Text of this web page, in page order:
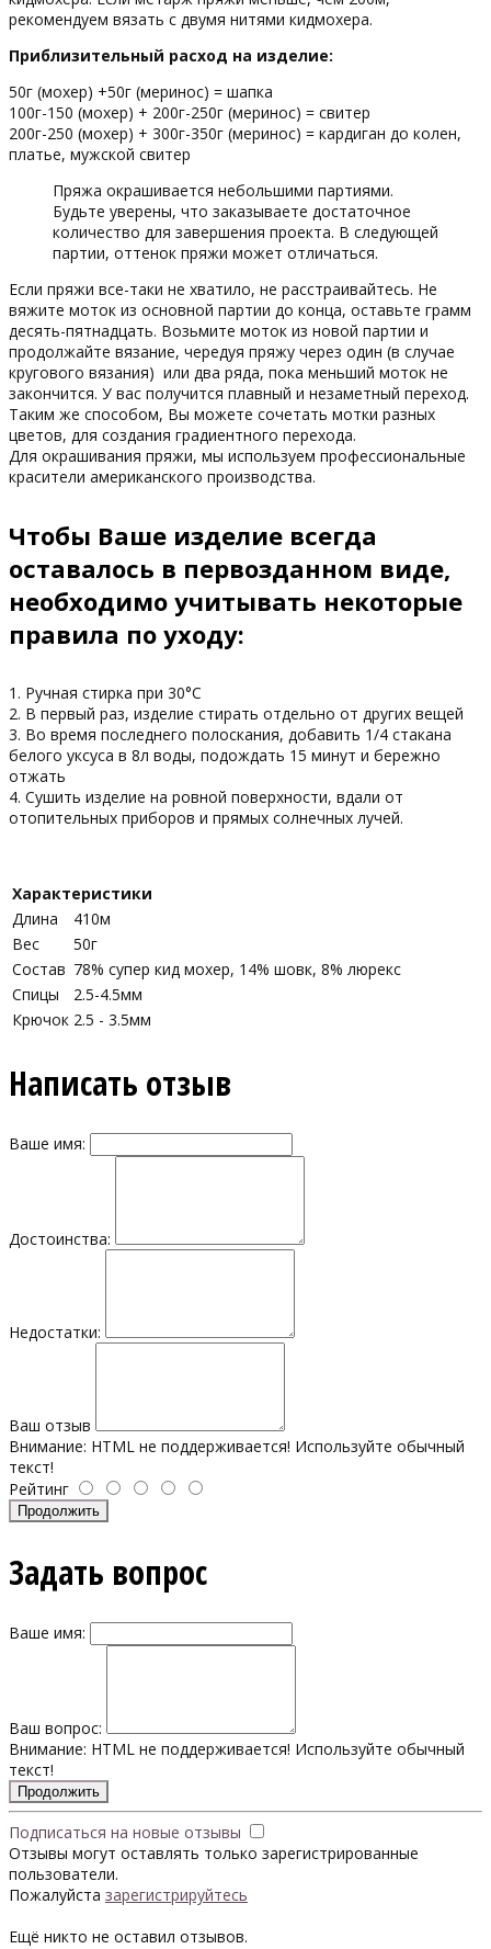
рекомендуем вязать с двумя нитями кидмохера.
Приблизительный расход на изделие:
50г (мохер) +50г (меринос) = шапка
100г-150 (мохер) + 200г-250г (меринос) = свитер
200г-250 (мохер) + 300г-350г (меринос) = кардиган до колен,
платье, мужской свитер
Пряжа окрашивается небольшими партиями.
Будьте уверены, что заказываете достаточное
количество для завершения проекта. В следующей
партии, оттенок пряжи может отличаться.
Если пряжи все-таки не хватило, не расстраивайтесь. Не
вяжите моток из основной партии до конца, оставьте грамм
десять-пятнадцать. Возьмите моток из новой партии и
продолжайте вязание, чередуя пряжу через один (в случае
кругового вязания) или два ряда, пока меньший моток не
закончится. У вас получится плавный и незаметный переход.
Таким же способом, Вы можете сочетать мотки разных
цветов, для создания градиентного перехода.
Для окрашивания пряжи, мы используем профессиональные
красители американского производства.
Чтобы Ваше изделие всегда
оставалось в первозданном виде,
необходимо учитывать некоторые
правила по уходу:
1. Ручная стирка при 30°С
2. В первый раз, изделие стирать отдельно от других вещей
3. Во время последнего полоскания, добавить 1/4 стакана
белого уксуса в 8л воды, подождать 15 минут и бережно
отжать
4. Сушить изделие на ровной поверхности, вдали от
отопительных приборов и прямых солнечных лучей.
Характеристики
Длина
410м
Вес
50г
Состав 78% супер кид мохер, 14% шовк, 8% люрекс
Спицы
2.5-4.5мм
Крючок 2.5 - 3.5мм
Написать отзыв
Ваше имя:
Достоинства:
Недостатки:
Ваш отзыв
Внимание: HTML не поддерживается! Используйте обычный
текст!
Рейтинг
Продолжить
Задать вопрос
Ваше имя:
Ваш вопрос:
Внимание: HTML не поддерживается! Используйте обычный
текст!
Продолжить
Подписаться на новые отзывы
Отзывы могут оставлять только зарегистрированные
пользователи.
Пожалуйста зарегистрируйтесь
Ещё никто не оставил отзывов.